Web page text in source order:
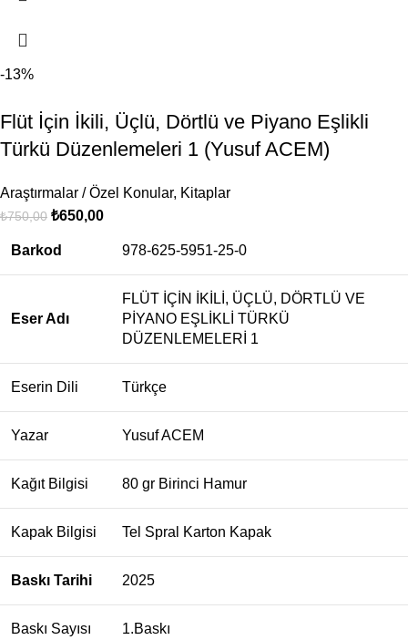
-13%
Flüt İçin İkili, Üçlü, Dörtlü ve Piyano Eşlikli
Türkü Düzenlemeleri 1 (Yusuf ACEM)
Araştırmalar / Özel Konular, Kitaplar
₺750,00 ₺650,00
Barkod 978-625-5951-25-0
Eser Adı
FLÜT İÇİN İKİLİ, ÜÇLÜ, DÖRTLÜ VE
PİYANO EŞLİKLİ TÜRKÜ
DÜZENLEMELERİ 1
Eserin Dili Türkçe
Yazar Yusuf ACEM
Kağıt Bilgisi 80 gr Birinci Hamur
Kapak Bilgisi Tel Spral Karton Kapak
Baskı Tarihi 2025
Baskı Sayısı 1.Baskı